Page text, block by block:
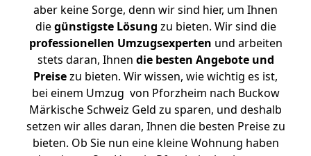
aber keine Sorge, denn wir sind hier, um Ihnen
diegünstigste Lösung zu bieten. Wir sind die
professionellen Umzugsexperten und arbeiten
stets daran, Ihnen die besten Angebote und
Preisezu bieten. Wir wissen, wie wichtig es ist,
bei einem Umzug von Pforzheim nach Buckow
Märkische Schweiz Geld zu sparen, und deshalb
setzen wir alles daran, Ihnen die besten Preise zu
bieten. Ob Sie nun eine kleine Wohnung haben